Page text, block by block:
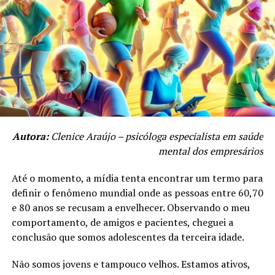
representou um obstáculo em um mercado tão fechado
e regulado”, observou Faria.
TÓPICOS RELACIONADOS
A SEGUIR
Dra. Fernanda Aterje: Referência em Odontologia com
25 Anos de Experiência
A Força dos pensamentos: explorando os mistérios por
E-mail: moxmidia@moxmidia.com.br
Telefone/ Whatsapp:(41) 9 9735-5599
Autora:Clenice Araújo – psicóloga especialista em saúde
mental dos empresários
Até o momento, a mídia tenta encontrar um termo para
definir o fenômeno mundial onde as pessoas entre 60,70
e 80 anos se recusam a envelhecer. Observando o meu
comportamento, de amigos e pacientes, cheguei a
conclusão que somos adolescentes da terceira idade.
Não somos jovens e tampouco velhos. Estamos ativos,